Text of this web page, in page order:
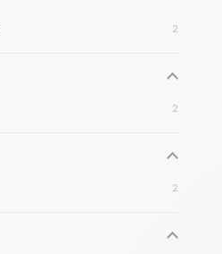
2
2
2